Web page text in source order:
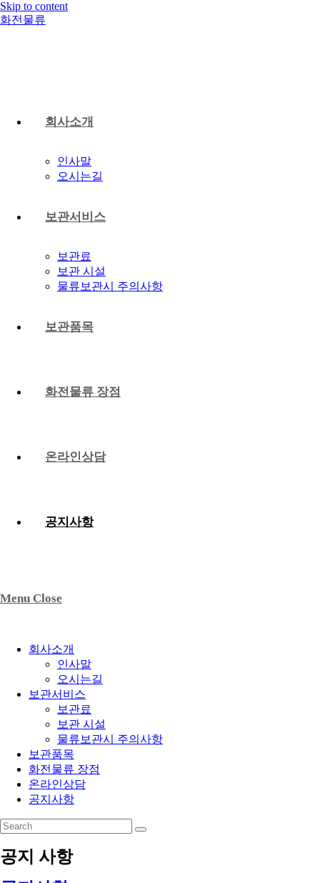
Skip to content
화전물류
회사소개
인사말
오시는길
보관서비스
보관료
보관 시설
물류보관시 주의사항
보관품목
화전물류 장점
온라인상담
공지사항
Menu Close
회사소개
인사말
오시는길
보관서비스
보관료
보관 시설
물류보관시 주의사항
보관품목
화전물류 장점
온라인상담
공지사항
공지 사항